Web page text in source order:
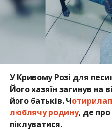
У Кривому Розі для
Його хазяїн загинув на
його батьків. Ч
люблячу родину, де про
піклуватися.